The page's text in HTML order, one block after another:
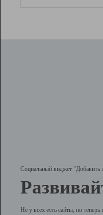
Социальный виджет "Добавить
Не у всех есть сайты, но